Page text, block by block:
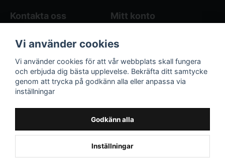
Kontakta oss
Butikens öppettider
Kontakta oss
Mitt konto
Registrera dig
Följ oss på sociala
medier!
Våra räkneverktyg
Hönsgårdsräknare
Vi använder cookies
Vi använder cookies för att vår webbplats skall fungera
och erbjuda dig bästa upplevelse. Bekräfta ditt samtycke
genom att trycka på godkänn alla eller anpassa via
inställningar
Godkänn alla
Inställningar